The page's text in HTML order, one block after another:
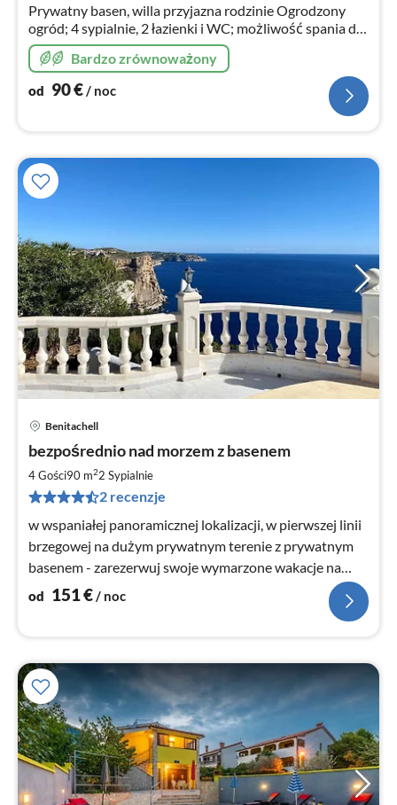
Prywatny basen, willa przyjazna rodzinie Ogrodzony
ogród; 4 sypialnie, 2 łazienki i WC; możliwość spania do
12 osób
Bardzo zrównoważony
od 90€/ noc
Benitachell
bezpośrednio nad morzem z basenem
4 Gości90 m22 Sypialnie
2 recenzje
w wspaniałej panoramicznej lokalizacji, w pierwszej linii
brzegowej na dużym prywatnym terenie z prywatnym
basenem - zarezerwuj swoje wymarzone wakacje na
Costa Blanca
od 151€/ noc